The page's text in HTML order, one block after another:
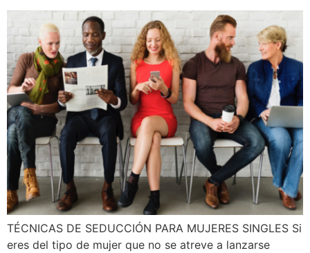
TÉCNICAS DE SEDUCCIÓN PARA MUJERES SINGLES Si
eres del tipo de mujer que no se atreve a lanzarse